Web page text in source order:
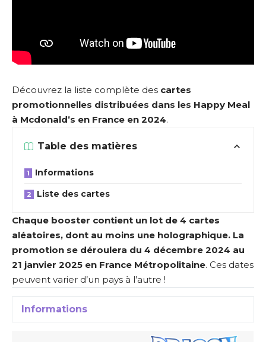
Découvrez la liste complète des cartes
promotionnelles distribuées dans les Happy Meal
à Mcdonald’s en France en 2024.
Table des matières
Informations
Liste des cartes
Chaque booster contient un lot de 4 cartes
aléatoires, dont au moins une holographique. La
promotion se déroulera du 4 décembre 2024 au
21 janvier 2025 en France Métropolitaine. Ces dates
peuvent varier d’un pays à l’autre !
Informations